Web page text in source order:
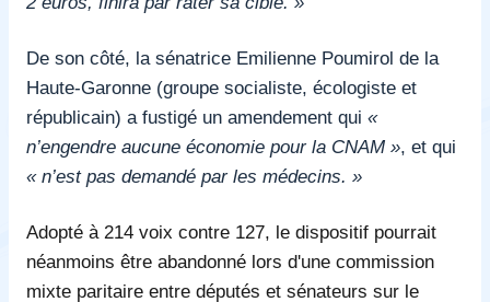
De son côté, la sénatrice Emilienne Poumirol de la
Haute-Garonne (groupe socialiste, écologiste et
républicain) a fustigé un amendement qui «
n’engendre aucune économie pour la CNAM », et qui
« n’est pas demandé par les médecins. »
Adopté à 214 voix contre 127, le dispositif pourrait
néanmoins être abandonné lors d'une commission
mixte paritaire entre députés et sénateurs sur le